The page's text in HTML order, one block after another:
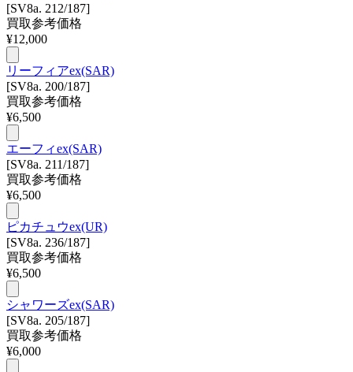
[SV8a. 212/187]
買取参考価格
¥12,000
リーフィアex(SAR)
[SV8a. 200/187]
買取参考価格
¥6,500
エーフィex(SAR)
[SV8a. 211/187]
買取参考価格
¥6,500
ピカチュウex(UR)
[SV8a. 236/187]
買取参考価格
¥6,500
シャワーズex(SAR)
[SV8a. 205/187]
買取参考価格
¥6,000